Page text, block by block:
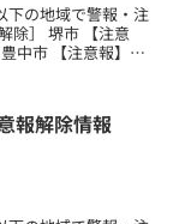
下の地域で警報・注
除］ 堺市 【注意
中市 【注意報】雷
報解除情報